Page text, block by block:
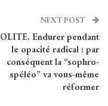
NEXT POST
Endurer pendant
le opacité radical : par
conséquent la “sophro-
spéléo” va vous-même
réformer